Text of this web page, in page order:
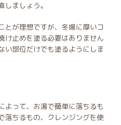
ましょう。
とが理想ですが、冬場に厚いコ
け止めを塗る必要はありません
い部位だけでも塗るようにしま
よって、お湯で簡単に落ちるも
落ちるもの、クレンジングを使